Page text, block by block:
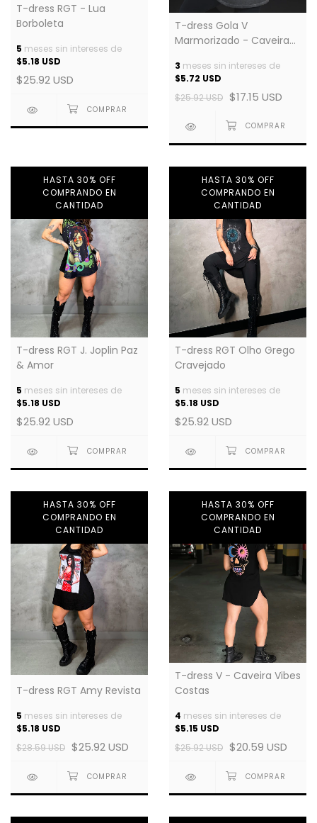
T-dress RGT - Lua
Borboleta
5 meses sin intereses de
$5.18 USD
$25.92 USD
T-dress Gola V
Marmorizado - Caveira
3 meses sin intereses de
$5.72 USD
$25.92 USD $17.15 USD
HASTA 30% OFF
COMPRANDO EN
CANTIDAD
T-dress RGT J. Joplin Paz
& Amor
5 meses sin intereses de
$5.18 USD
$25.92 USD
HASTA 30% OFF
COMPRANDO EN
CANTIDAD
T-dress RGT Olho Grego
Cravejado
5 meses sin intereses de
$5.18 USD
$25.92 USD
HASTA 30% OFF
COMPRANDO EN
CANTIDAD
T-dress RGT Amy Revista
5 meses sin intereses de
$5.18 USD
$28.59 USD $25.92 USD
HASTA 30% OFF
COMPRANDO EN
CANTIDAD
T-dress V - Caveira Vibes
Costas
4 meses sin intereses de
$5.15 USD
$25.92 USD $20.59 USD